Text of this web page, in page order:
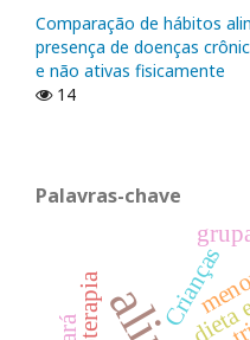
Comparação de hábitos
presença de doenças
e não ativas fisicamente
14
Palavras-chave
Crianças